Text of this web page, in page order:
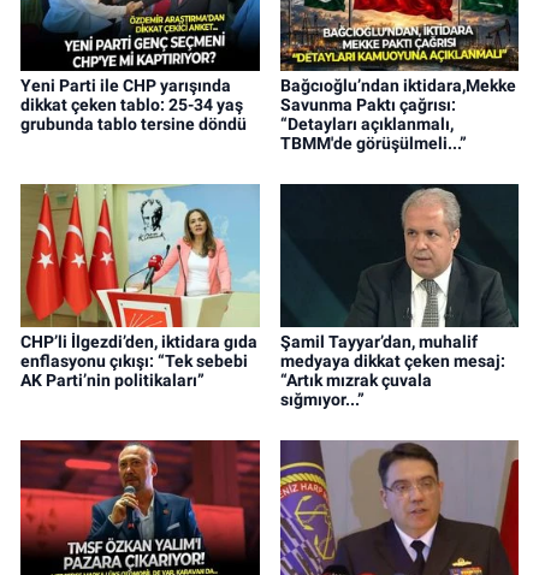
Yeni Parti ile CHP yarışında
dikkat çeken tablo: 25-34 yaş
grubunda tablo tersine döndü
Bağcıoğlu’ndan iktidara,Mekke
Savunma Paktı çağrısı:
“Detayları açıklanmalı,
TBMM'de görüşülmeli...”
CHP’li İlgezdi’den, iktidara gıda
enflasyonu çıkışı: “Tek sebebi
AK Parti’nin politikaları”
Şamil Tayyar’dan, muhalif
medyaya dikkat çeken mesaj:
“Artık mızrak çuvala
sığmıyor...”